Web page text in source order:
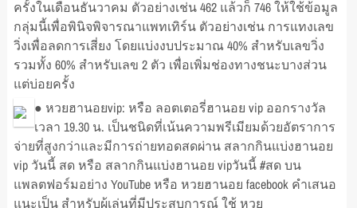
ครั้งในเดือนธันวาคม ตัวอย่างเช่น 462 แล้วก็ 746 ให้ใช้ข้อมูล
กลุ่มนี้เพื่อพินิจพิจารณาแพทเทิร์น ตัวอย่างเช่น การแทงเลข
วิ่งเพื่อลดการเสี่ยง โดยแบ่งงบประมาณ 40% สำหรับเลขวิ่ง
รวมทั้ง 60% สำหรับเลข 2 ตัว เพื่อเพิ่มช่องทางชนะบางส่วน
แต่บ่อยครั้ง
● หวยฮานอยvip: หรือ ลอตเตอรี่ฮานอย vip ออกรางวัล
เวลา 19.30 น. เป็นชนิดที่เน้นความพรีเมียมด้วยอัตราการ
จ่ายที่สูงกว่าและมีการถ่ายทอดสดผ่าน สลากกินแบ่งฮานอย
vip วันนี้ สด หรือ สลากกินแบ่งฮานอย vipวันนี้ #สด บน
แพลตฟอร์มอย่าง YouTube หรือ หวยฮานอย facebook คำเสนอ
แนะเป็น สำหรับผู้เล่นที่มีประสบการณ์ ใช้ หวย